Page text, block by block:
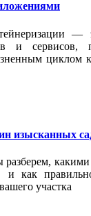
—
и сервисов,
циклом
изысканных
разберем,
как
участка